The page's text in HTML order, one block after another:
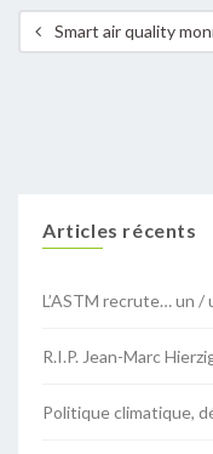
Smart air quality
Articles récents
L’ASTM recrute… un
R.I.P. Jean-Marc
Politique climatique,